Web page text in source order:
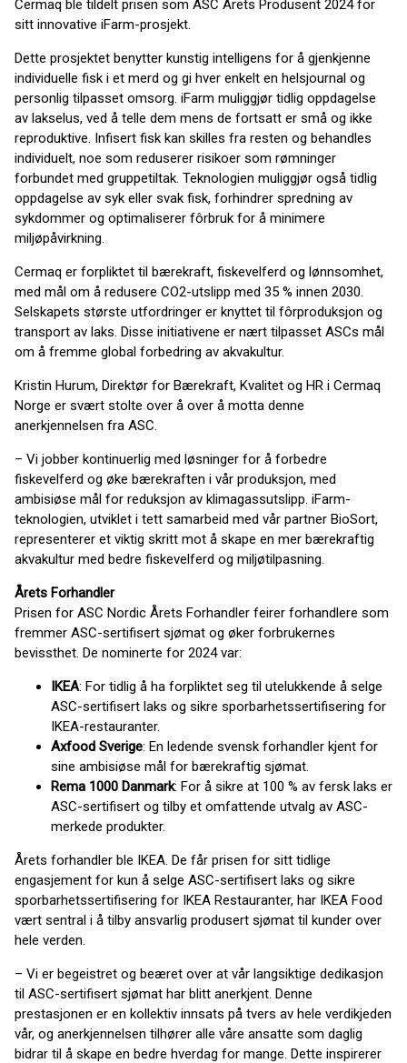
Cermaq ble tildelt prisen som ASC Årets Produsent 2024 for
sitt innovative iFarm-prosjekt.
Dette prosjektet benytter kunstig intelligens for å gjenkjenne
individuelle fisk i et merd og gi hver enkelt en helsjournal og
personlig tilpasset omsorg. iFarm muliggjør tidlig oppdagelse
av lakselus, ved å telle dem mens de fortsatt er små og ikke
reproduktive. Infisert fisk kan skilles fra resten og behandles
individuelt, noe som reduserer risikoer som rømninger
forbundet med gruppetiltak. Teknologien muliggjør også tidlig
oppdagelse av syk eller svak fisk, forhindrer spredning av
sykdommer og optimaliserer fôrbruk for å minimere
miljøpåvirkning.
Cermaq er forpliktet til bærekraft, fiskevelferd og lønnsomhet,
med mål om å redusere CO2-utslipp med 35 % innen 2030.
Selskapets største utfordringer er knyttet til fôrproduksjon og
transport av laks. Disse initiativene er nært tilpasset ASCs mål
om å fremme global forbedring av akvakultur.
Kristin Hurum, Direktør for Bærekraft, Kvalitet og HR i Cermaq
Norge er svært stolte over å over å motta denne
anerkjennelsen fra ASC.
– Vi jobber kontinuerlig med løsninger for å forbedre
fiskevelferd og øke bærekraften i vår produksjon, med
ambisiøse mål for reduksjon av klimagassutslipp. iFarm-
teknologien, utviklet i tett samarbeid med vår partner BioSort,
representerer et viktig skritt mot å skape en mer bærekraftig
akvakultur med bedre fiskevelferd og miljøtilpasning.
Årets Forhandler
Prisen for ASC Nordic Årets Forhandler feirer forhandlere som
fremmer ASC-sertifisert sjømat og øker forbrukernes
bevissthet. De nominerte for 2024 var:
IKEA: For tidlig å ha forpliktet seg til utelukkende å selge
ASC-sertifisert laks og sikre sporbarhetssertifisering for
IKEA-restauranter.
Axfood Sverige: En ledende svensk forhandler kjent for
sine ambisiøse mål for bærekraftig sjømat.
Rema 1000 Danmark: For å sikre at 100 % av fersk laks er
ASC-sertifisert og tilby et omfattende utvalg av ASC-
merkede produkter.
Årets forhandler ble IKEA. De får prisen for sitt tidlige
engasjement for kun å selge ASC-sertifisert laks og sikre
sporbarhetssertifisering for IKEA Restauranter, har IKEA Food
vært sentral i å tilby ansvarlig produsert sjømat til kunder over
hele verden.
– Vi er begeistret og beæret over at vår langsiktige dedikasjon
til ASC-sertifisert sjømat har blitt anerkjent. Denne
prestasjonen er en kollektiv innsats på tvers av hele verdikjeden
vår, og anerkjennelsen tilhører alle våre ansatte som daglig
bidrar til å skape en bedre hverdag for mange. Dette inspirerer